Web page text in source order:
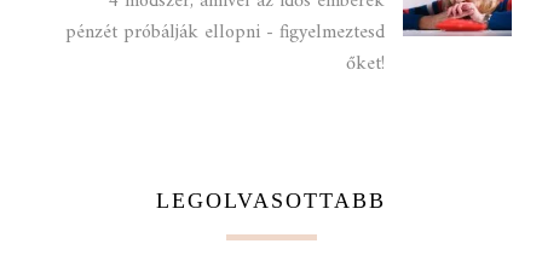
pénzét próbálják ellopni - figyelmeztesd
őket!
LEGOLVASOTTABB